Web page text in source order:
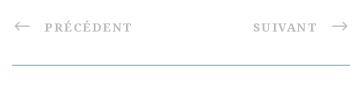
PRÉCÉDENT SUIVANT